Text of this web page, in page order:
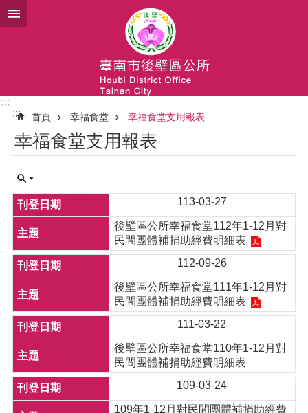
跳到主要內容區塊
:::
:::
首頁 幸福食堂 幸福食堂支用報表
幸福食堂支用報表
113-03-27
後壁區公所幸福食堂112年1-12月對
民間團體補捐助經費明細表
112-09-26
後壁區公所幸福食堂111年1-12月對
民間團體補捐助經費明細表
111-03-22
後壁區公所幸福食堂110年1-12月對
民間團體補捐助經費明細表
109-03-24
109年1-12月對民間團體補捐助經費